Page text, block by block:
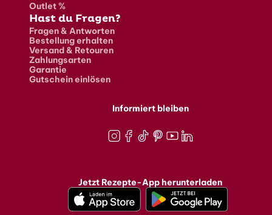
Outlet %
Hast du Fragen?
Fragen & Antworten
Bestellung erhalten
Versand & Retouren
Zahlungsarten
Garantie
Gutschein einlösen
Informiert bleiben
Jetzt Rezepte-App herunterladen